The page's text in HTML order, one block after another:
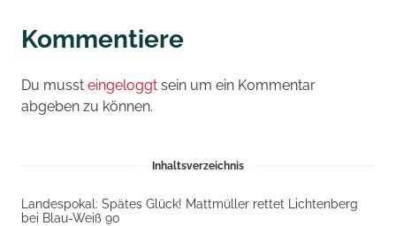
Kommentiere
Du musst eingeloggt sein um ein Kommentar
abgeben zu können.
Inhaltsverzeichnis
Landespokal: Spätes Glück! Mattmüller rettet Lichtenberg
bei Blau-Weiß 90